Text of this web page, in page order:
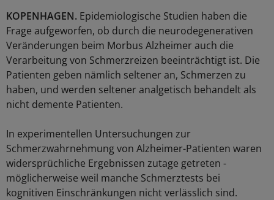
KOPENHAGEN. Epidemiologische Studien haben die
Frage aufgeworfen, ob durch die neurodegenerativen
Veränderungen beim Morbus Alzheimer auch die
Verarbeitung von Schmerzreizen beeinträchtigt ist. Die
Patienten geben nämlich seltener an, Schmerzen zu
haben, und werden seltener analgetisch behandelt als
nicht demente Patienten.
In experimentellen Untersuchungen zur
Schmerzwahrnehmung von Alzheimer-Patienten waren
widersprüchliche Ergebnissen zutage getreten -
möglicherweise weil manche Schmerztests bei
kognitiven Einschränkungen nicht verlässlich sind.